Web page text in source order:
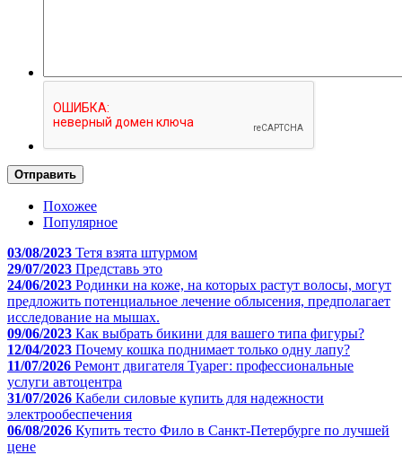
Отправить
Похожее
Популярное
03/08/2023 Тетя взята штурмом
29/07/2023 Представь это
24/06/2023 Родинки на коже, на которых растут волосы, могут
предложить потенциальное лечение облысения, предполагает
исследование на мышах.
09/06/2023 Как выбрать бикини для вашего типа фигуры?
12/04/2023 Почему кошка поднимает только одну лапу?
11/07/2026 Ремонт двигателя Туарег: профессиональные
услуги автоцентра
31/07/2026 Кабели силовые купить для надежности
электрообеспечения
06/08/2026 Купить тесто Фило в Санкт-Петербурге по лучшей
цене